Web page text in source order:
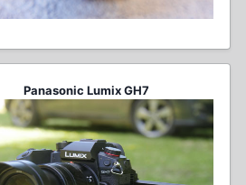
Panasonic Lumix GH7